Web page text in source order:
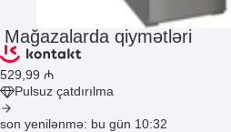
Mağazalarda qiymətləri
529 ,99 ₼
Pulsuz çatdırılma
son yenilənmə: bu gün 10:32